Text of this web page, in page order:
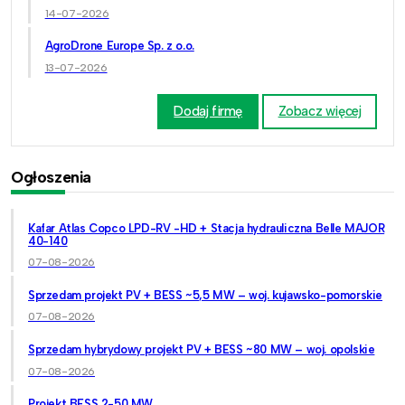
14-07-2026
AgroDrone Europe Sp. z o.o.
13-07-2026
Dodaj firmę Zobacz więcej
Ogłoszenia
Kafar Atlas Copco LPD-RV -HD + Stacja hydrauliczna Belle MAJOR
40-140
07-08-2026
Sprzedam projekt PV + BESS ~5,5 MW – woj. kujawsko-pomorskie
07-08-2026
Sprzedam hybrydowy projekt PV + BESS ~80 MW – woj. opolskie
07-08-2026